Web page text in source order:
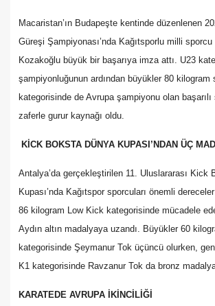
Macaristan’ın Budapeşte kentinde düzenlenen
Güreşi Şampiyonası’nda Kağıtsporlu milli
Kozakoğlu büyük bir başarıya imza attı. U23
şampiyonluğunun ardından büyükler 80 kilogram
kategorisinde de Avrupa şampiyonu olan
zaferle gurur kaynağı oldu.
KİCK BOKSTA DÜNYA KUPASI’NDAN ÜÇ
Antalya’da gerçekleştirilen 11. Uluslararası Kick
Kupası’nda Kağıtspor sporcuları önemli
86 kilogram Low Kick kategorisinde mücadele
Aydın altın madalyaya uzandı. Büyükler 60
kategorisinde Şeymanur Tok üçüncü olurken,
K1 kategorisinde Ravzanur Tok da bronz madalya
KARATEDE AVRUPA İKİNCİLİĞİ